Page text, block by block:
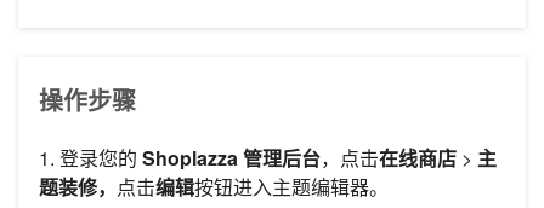
操作步骤
1. 登录您的 Shoplazza 管理后台，点击在线商店 > 主
题装修， 点击编辑按钮进入主题编辑器。